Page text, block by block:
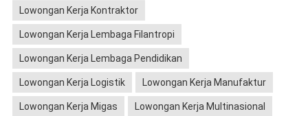
Lowongan Kerja Kontraktor
Lowongan Kerja Lembaga Filantropi
Lowongan Kerja Lembaga Pendidikan
Lowongan Kerja Logistik Lowongan Kerja Manufaktur
Lowongan Kerja Migas Lowongan Kerja Multinasional